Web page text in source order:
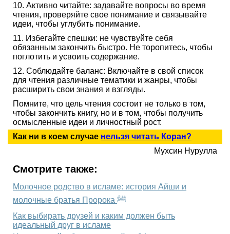
10. Активно читайте: задавайте вопросы во время
чтения, проверяйте свое понимание и связывайте
идеи, чтобы углубить понимание.
11. Избегайте спешки: не чувствуйте себя
обязанным закончить быстро. Не торопитесь, чтобы
поглотить и усвоить содержание.
12. Соблюдайте баланс: Включайте в свой список
для чтения различные тематики и жанры, чтобы
расширить свои знания и взгляды.
Помните, что цель чтения состоит не только в том,
чтобы закончить книгу, но и в том, чтобы получить
осмысленные идеи и личностный рост.
Как ни в коем случае нельзя читать Коран?
Мухсин Нурулла
Смотрите также:
Молочное родство в исламе: история Айши и
молочные братья Пророка ﷺ
Как выбирать друзей и каким должен быть
идеальный друг в исламе